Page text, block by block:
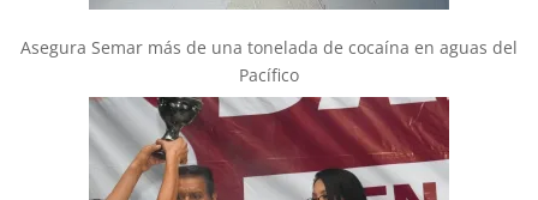
Asegura Semar más de una tonelada de cocaína en aguas del
Pacífico